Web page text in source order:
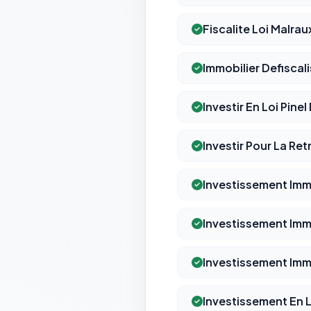
Fiscalite Loi
Immobilier
Investir En Loi
Investir Pour La
Investissement
Investissement
Investissement
Investissement En